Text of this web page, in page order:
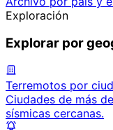
Exploración
Explorar por
Terremotos por
Ciudades de más
sísmicas cercanas.